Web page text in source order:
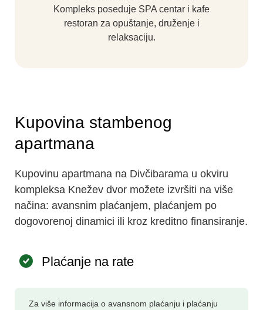
Kompleks poseduje SPA centar i kafe
restoran za opuštanje, druženje i
relaksaciju.
Kupovina stambenog
apartmana
Kupovinu apartmana na Divčibarama u okviru
kompleksa Knežev dvor možete izvršiti na više
načina: avansnim plaćanjem, plaćanjem po
dogovorenoj dinamici ili kroz kreditno finansiranje.
Plaćanje na rate
Za više informacija o avansnom plaćanju i plaćanju